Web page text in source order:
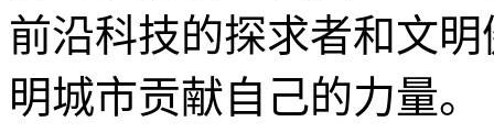
前沿科技的探求者和文
明城市贡献自己的力量。